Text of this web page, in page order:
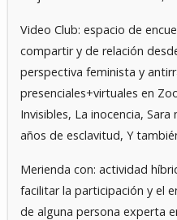
Video Club: espacio de
compartir y de relación
perspectiva feminista y
presenciales+virtuales en
Invisibles, La inocencia,
años de esclavitud, Y
Merienda con: actividad
facilitar la participación y el
de alguna persona experta